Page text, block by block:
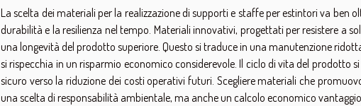
La scelta dei materiali per la realizzazione di supporti e staffe per estintori va ben
durabilità e la resilienza nel tempo. Materiali innovativi, progettati per resistere a
una longevità del prodotto superiore. Questo si traduce in una manutenzione
si rispecchia in un risparmio economico considerevole. Il ciclo di vita del prodotto
sicuro verso la riduzione dei costi operativi futuri. Scegliere materiali che
una scelta di responsabilità ambientale, ma anche un calcolo economico